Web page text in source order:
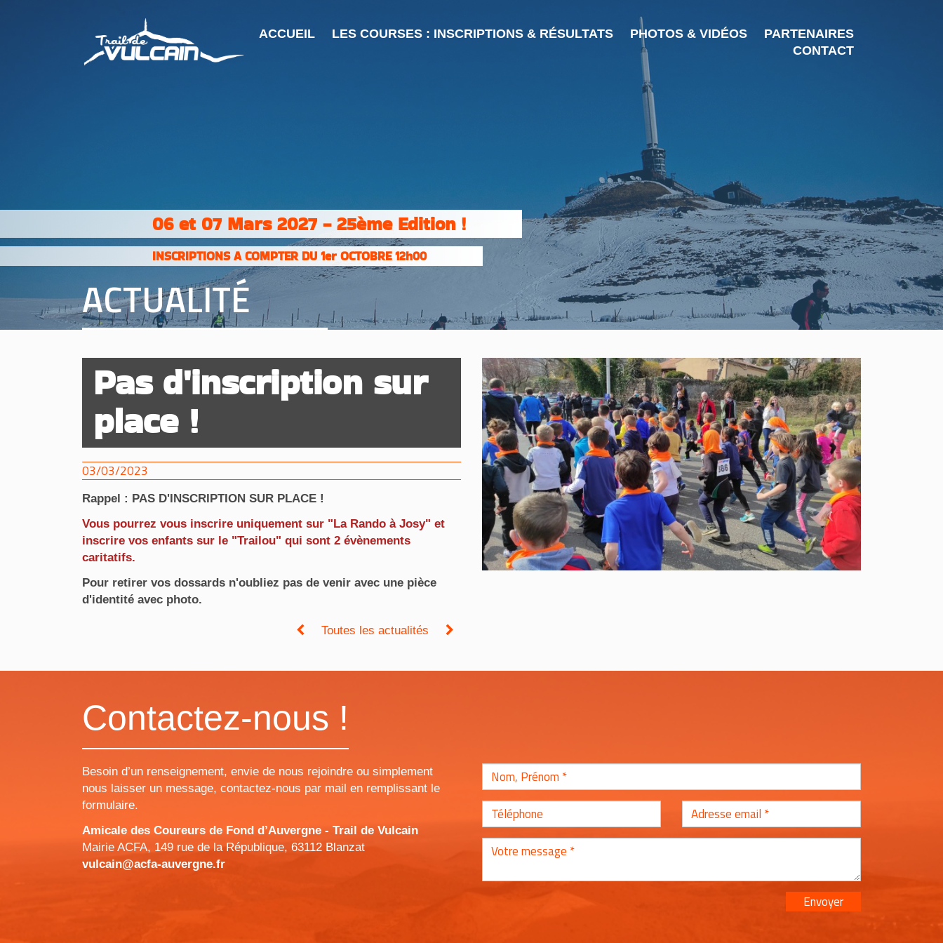
ACCUEIL LES COURSES : INSCRIPTIONS & RÉSULTATS PHOTOS & VIDÉOS
PARTENAIRES
CONTACT
06 et 07 Mars 2027 - 25ème Edition !
INSCRIPTIONS A COMPTER DU 1er OCTOBRE 12h00
ACTUALITÉ
Pas d'inscription sur
place !
03/03/2023
Rappel : PAS D'INSCRIPTION SUR PLACE !
Vous pourrez vous inscrire uniquement sur "La Rando à Josy" et
inscrire vos enfants sur le "Trailou" qui sont 2 évènements
caritatifs.
Pour retirer vos dossards n'oubliez pas de venir avec une pièce
d'identité avec photo.
Toutes les actualités
Contactez-nous !
Besoin d’un renseignement, envie de nous rejoindre ou simplement
nous laisser un message, contactez-nous par mail en remplissant le
formulaire.
Amicale des Coureurs de Fond d’Auvergne - Trail de Vulcain
Mairie ACFA, 149 rue de la République, 63112 Blanzat
vulcain@acfa-auvergne.fr
Envoyer